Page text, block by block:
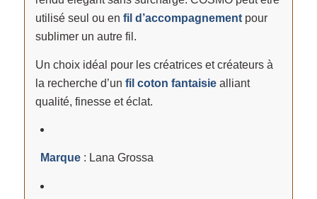
utilisé seul ou en fil d’accompagnementpour
sublimer un autre fil.
Un choix idéal pour les créatrices et créateurs à
la recherche d’un fil coton fantaisiealliant
qualité, finesse et éclat.
Marque: Lana Grossa